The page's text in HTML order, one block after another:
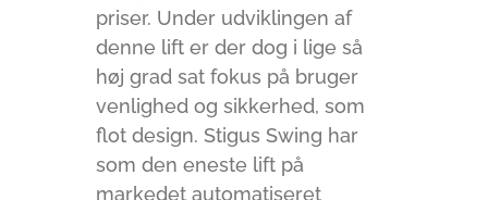
priser. Under udviklingen af
denne lift er der dog i lige så
høj grad sat fokus på bruger
venlighed og sikkerhed, som
flot design. Stigus Swing har
som den eneste lift på
markedet automatiseret